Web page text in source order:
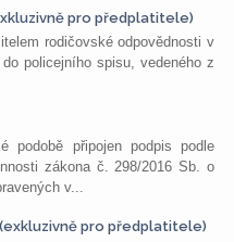
pro předplatitele)
rodičovské odpovědnosti v
policejního spisu, vedeného z
podobě připojen podpis podle
zákona č. 298/2016 Sb. o
v...
pro předplatitele)